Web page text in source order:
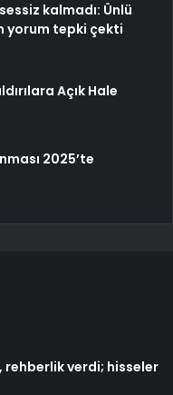
kalmadı: Ünlü
yorum tepki çekti
Açık Hale
2025’te
verdi; hisseler